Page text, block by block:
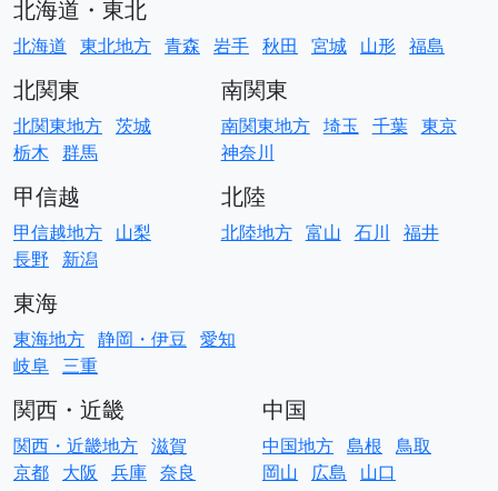
北海道・東北
北海道 東北地方 青森 岩手 秋田 宮城 山形 福島
北関東
北関東地方 茨城
栃木 群馬
南関東
南関東地方 埼玉 千葉 東京
神奈川
甲信越
甲信越地方 山梨
長野
新潟
北陸
北陸地方 富山 石川 福井
東海
東海地方 静岡・伊豆 愛知
岐阜 三重
関西・近畿
関西・近畿地方 滋賀
京都 大阪 兵庫 奈良
中国
中国地方 島根 鳥取
岡山
広島 山口